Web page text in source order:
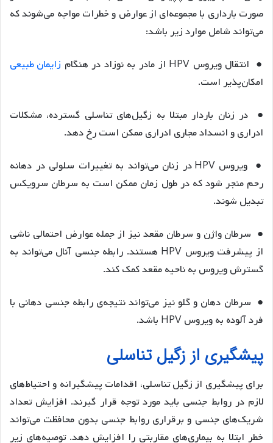
صورت بارداری با مجموعه‌ای از عوارض و خطرات مواجه می‌شوند که
می‌تواند شامل موارد زیر باشد:
● انتقال ویروس HPV از مادر به نوزاد در هنگام
زایمان طبیعی
امکان‌پذیر است.
● در زنان باردار مبتلا به زگیل‌های تناسلی گسترده، مشکلات
ادراری و انسداد مجاری ادراری ممکن است رخ دهد.
● ویروس HPV در زنان می‌تواند به تغییرات سلولی در دهانه
رحم منجر شود که در طول زمان ممکن است به سرطان سرویکس
تبدیل شوند.
● سرطان واژن و سرطان مقعد نیز از جمله عوارض احتمالی ناشی
از پیشرفت ویروس HPV هستند. رابطه جنسی آنال می‌تواند به
گسترش ویروس به ناحیه مقعد کمک کند.
● سرطان دهان و گلو نیز می‌تواند نتیجه‌ی رابطه جنسی دهانی با
فرد آلوده به ویروس HPV باشد.
پیشگیری از زگیل تناسلی
برای پیشگیری از زگیل تناسلی، اقدامات پیشگیرانه و احتیاط‌های
لازم در روابط جنسی باید مورد توجه قرار گیرند. افزایش تعداد
شریک‌های جنسی و برقراری روابط جنسی بدون محافظت می‌تواند
خطر ابتلا به بیماری‌های مقاربتی را افزایش دهد. توصیه‌های زیر